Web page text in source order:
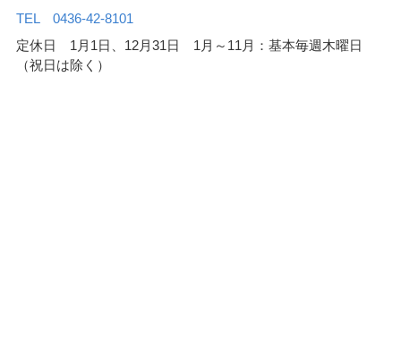
TEL 0436-42-8101
定休日 1月1日、12月31日 1月～11月：基本毎週木曜日
（祝日は除く）